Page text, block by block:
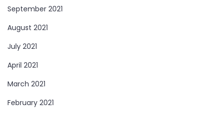
September 2021
August 2021
July 2021
April 2021
March 2021
February 2021